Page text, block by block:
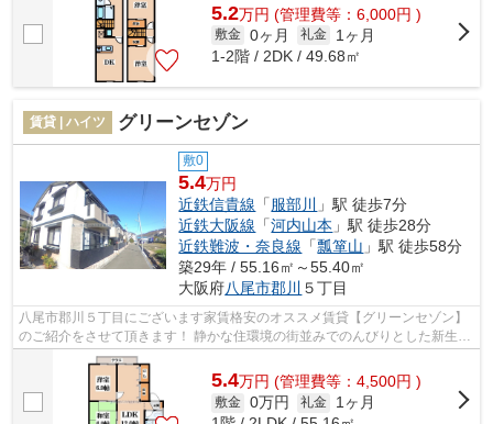
5.2万円 (管理費等：6,000円 )
敷金 0ヶ月 礼金
1ヶ月
1-2階 / 2DK / 49.68㎡
賃貸 | ハイツ グリーンセゾン
敷0
5.4万円
近鉄信貴線 「服部川
」駅 徒歩7分
近鉄大阪線 「河内山本 」駅 徒歩28分
近鉄難波・奈良線 「瓢箪山 」駅 徒歩58分
築29年 / 55.16㎡～55.40㎡
大阪府八尾市郡川 ５丁目
八尾市郡川５丁目にございます家賃格安のオススメ賃貸【グリーンセゾン】
のご紹介をさせて頂きます！ 静かな住環境の街並みでのんびりとした新生活
はいかがでしょうか？この【グリー...
5.4万円 (管理費等：4,500円 )
敷金 0万円 礼金
1ヶ月